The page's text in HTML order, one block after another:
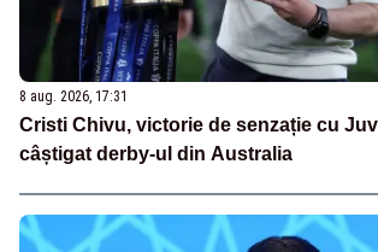
8 aug. 2026, 17:31
Cristi Chivu, victorie de senzație cu
câștigat derby-ul din Australia